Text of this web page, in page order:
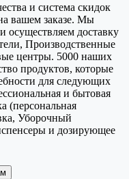
и система скидок
вашем заказе. Мы
осуществляем доставку
Производственные
центры. 5000 наших
продуктов, которые
для следующих
и бытовая
(персональная
Уборочный
и дозирующее